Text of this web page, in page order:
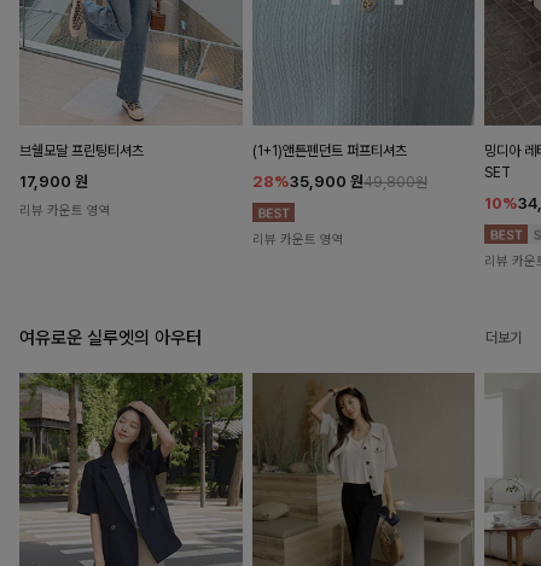
브쉘모달 프린팅티셔츠
17,900 원
리뷰 카운트 영역
(1+1)앤튼펜던트 퍼프티셔츠
28%35,900 원49,800원
리뷰 카운트 영역
밍디아 레
SET
10%
리뷰 카운
여유로운 실루엣의 아우터 더보기